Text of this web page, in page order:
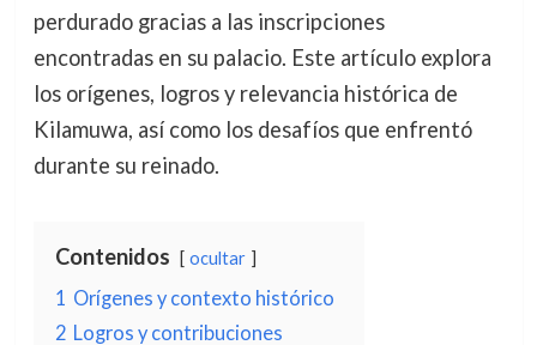
perdurado gracias a las inscripciones
encontradas en su palacio. Este artículo explora
los orígenes, logros y relevancia histórica de
Kilamuwa, así como los desafíos que enfrentó
durante su reinado.
Contenidos ocultar
1 Orígenes y contexto histórico
2 Logros y contribuciones